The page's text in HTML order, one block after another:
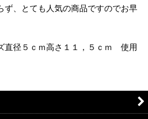
ず、とても人気の商品ですのでお早
直径５ｃｍ高さ１１，５ｃｍ 使用